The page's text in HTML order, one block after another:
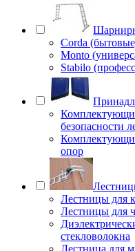
Corda
Monto
Stabilo
безопасности
опор
Лестницы для
Лестницы для
стекловолокна